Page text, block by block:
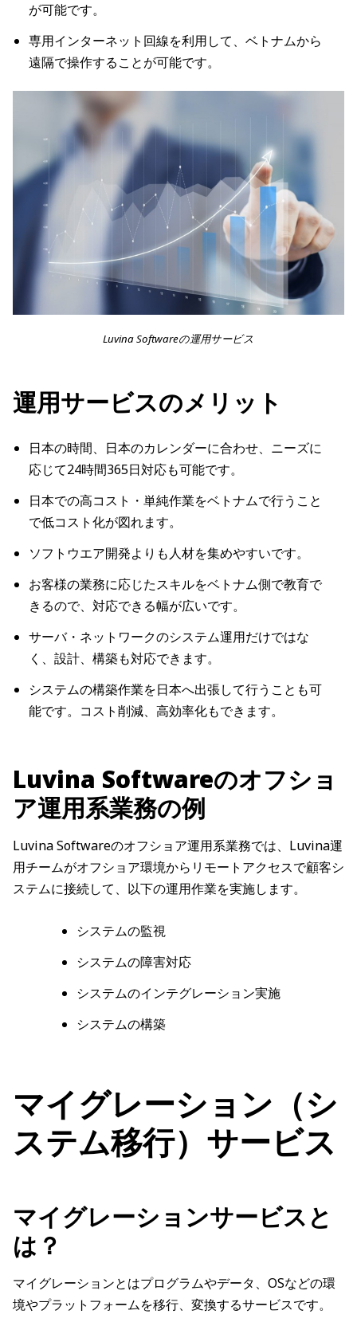
が可能です。
専用インターネット回線を利用して、ベトナムから
遠隔で操作することが可能です。
Luvina Softwareの運用サービス
運用サービスのメリット
日本の時間、日本のカレンダーに合わせ、ニーズに
応じて24時間365日対応も可能です。
日本での高コスト・単純作業をベトナムで行うこと
で低コスト化が図れます。
ソフトウエア開発よりも人材を集めやすいです。
お客様の業務に応じたスキルをベトナム側で教育で
きるので、対応できる幅が広いです。
サーバ・ネットワークのシステム運用だけではな
く、設計、構築も対応できます。
システムの構築作業を日本へ出張して行うことも可
能です。コスト削減、高効率化もできます。
Luvina Softwareのオフショ
ア運用系業務の例
Luvina Softwareのオフショア運用系業務では、Luvina運
用チームがオフショア環境からリモートアクセスで顧客シ
ステムに接続して、以下の運用作業を実施します。
システムの監視
システムの障害対応
システムのインテグレーション実施
システムの構築
マイグレーション（シ
ステム移行）サービス
マイグレーションサービスと
は？
マイグレーションとはプログラムやデータ、OSなどの環
境やプラットフォームを移行、変換するサービスです。